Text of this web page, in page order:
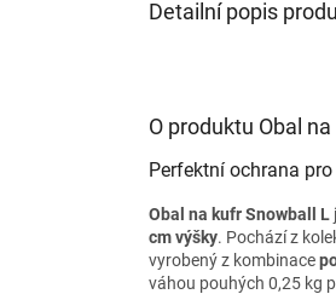
Detailní popis
O produktu Obal
Perfektní ochrana
Obal na kufr Snowball L
cm výšky. Pochází z
vyrobený z kombinace
váhou pouhých 0,25 kg